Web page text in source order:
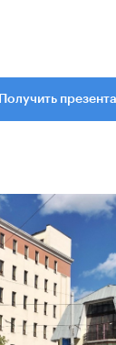
Получить